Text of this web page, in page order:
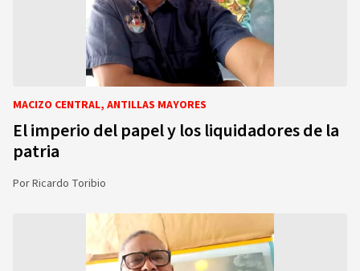
MACIZO CENTRAL, ANTILLAS MAYORES
El imperio del papel y los liquidadores de la
patria
PorRicardo Toribio